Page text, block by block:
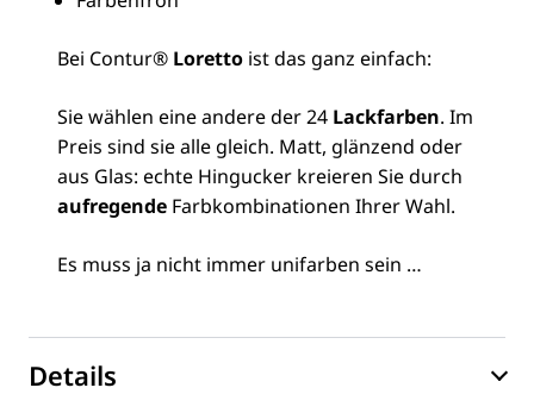
Bei Contur® Loretto ist das ganz einfach:
Sie wählen eine andere der 24 Lackfarben. Im
Preis sind sie alle gleich. Matt, glänzend oder
aus Glas: echte Hingucker kreieren Sie durch
aufregende Farbkombinationen Ihrer Wahl.
Es muss ja nicht immer unifarben sein …
Details